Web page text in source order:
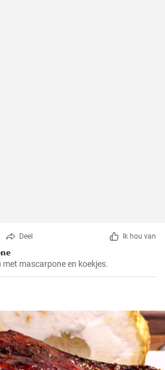
Deel Ik hou van
mascarpone en koekjes.